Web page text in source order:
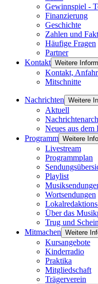
Gewinnspiel -
Finanzierung
Geschichte
Zahlen und
Häufige Fragen
Partner
Kontakt Weitere
Kontakt,
Mitschnitte
Nachrichten Weitere
Aktuell
Neues aus dem
Programm Weitere
Livestream
Programmplan
Playlist
Wortsendungen
Über das
Trug und Schein
Mitmachen Weitere
Kursangebote
Kinderradio
Praktika
Mitgliedschaft
Trägerverein